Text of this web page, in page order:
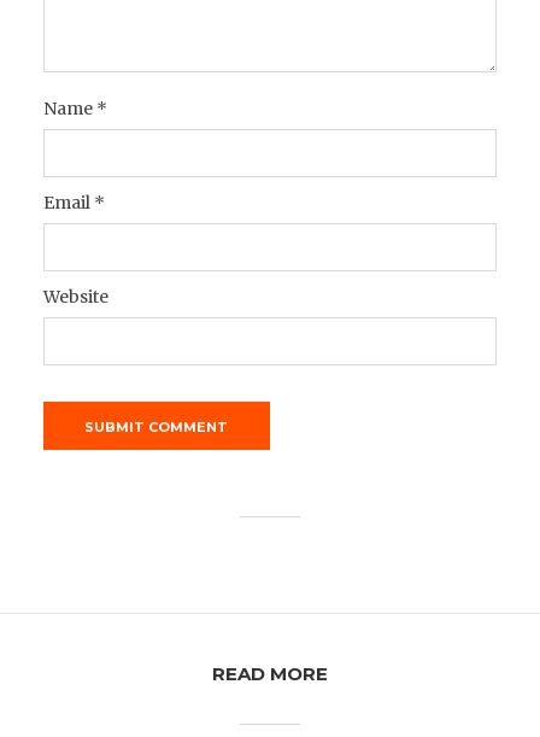
Name *
Email *
Website
READ MORE